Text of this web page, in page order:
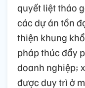
quyết liệt tháo
các dự án tồn
thiện khung
pháp thúc đẩy
doanh nghiệp;
được duy trì ở